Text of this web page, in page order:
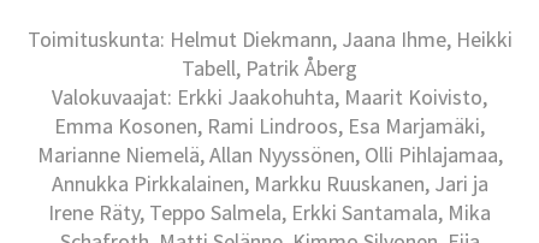
Toimituskunta: Helmut Diekmann, Jaana Ihme, Heikki
Tabell, Patrik Åberg
Valokuvaajat: Erkki Jaakohuhta, Maarit Koivisto,
Emma Kosonen, Rami Lindroos, Esa Marjamäki,
Marianne Niemelä, Allan Nyyssönen, Olli Pihlajamaa,
Annukka Pirkkalainen, Markku Ruuskanen, Jari ja
Irene Räty, Teppo Salmela, Erkki Santamala, Mika